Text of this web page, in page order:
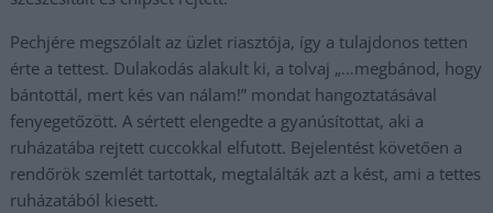
Pechjére megszólalt az üzlet riasztója, így a tulajdonos tetten
érte a tettest. Dulakodás alakult ki, a tolvaj „…megbánod, hogy
bántottál, mert kés van nálam!” mondat hangoztatásával
fenyegetőzött. A sértett elengedte a gyanúsítottat, aki a
ruházatába rejtett cuccokkal elfutott. Bejelentést követően a
rendőrök szemlét tartottak, megtalálták azt a kést, ami a tettes
ruházatából kiesett.